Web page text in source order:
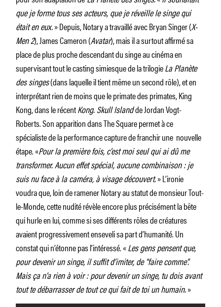
que je forme tous ses acteurs, que je réveille le singe qui
était en eux.» Depuis, Notary a travaillé avec Bryan Singer (X-
Men 2), James Cameron (Avatar), mais il a surtout affirmé sa
place de plus proche descendant du singe au cinéma en
supervisant tout le casting simiesque de la trilogieLa Planète
des singes(dans laquelle il tient même un second rôle), et en
interprétant rien de moins que le primate des primates, King
Kong, dans le récentKong. Skull Islandde Jordan Vogt-
Roberts. Son apparition dans The Square permet à ce
spécialiste de la performance capture de franchir une nouvelle
étape. «Pour la première fois, c’est moi seul qui ai dû me
transformer. Aucun effet spécial, aucune combinaison : je
suis nu face à la caméra, à visage découvert.» L’ironie
voudra que, loin de ramener Notary au statut de monsieur Tout-
le-Monde, cette nudité révèle encore plus précisément la bête
qui hurle en lui, comme si ses différents rôles de créatures
avaient progressivement enseveli sa part d’humanité. Un
constat qui n’étonne pas l’intéressé. «Les gens pensent que,
pour devenir un singe, il suffit d’imiter, de “faire comme”.
Mais ça n’a rien à voir : pour devenir un singe, tu dois avant
tout te débarrasser de tout ce qui fait de toi un humain.»